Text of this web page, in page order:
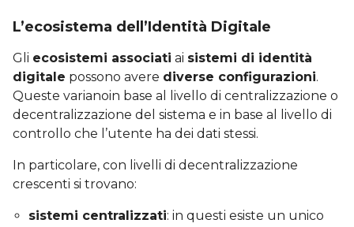
L’ecosistema dell’Identità Digitale
Gli ecosistemi associati ai sistemi di identità
digitale possono avere diverse configurazioni.
Queste varianoin base al livello di centralizzazione o
decentralizzazione del sistema e in base al livello di
controllo che l’utente ha dei dati stessi.
In particolare, con livelli di decentralizzazione
crescenti si trovano:
sistemi centralizzati: in questi esiste un unico